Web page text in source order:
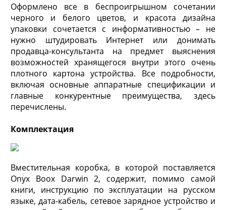
Оформлено все в беспроигрышном сочетании
черного и белого цветов, и красота дизайна
упаковки сочетается с информативностью – не
нужно штудировать Интернет или донимать
продавца-консультанта на предмет выяснения
возможностей хранящегося внутри этого очень
плотного картона устройства. Все подробности,
включая основные аппаратные спецификации и
главные конкурентные преимущества, здесь
перечислены.
Комплектация
Вместительная коробка, в которой поставляется
Onyx Boox Darwin 2, содержит, помимо самой
книги, инструкцию по эксплуатации на русском
языке, дата-кабель, сетевое зарядное устройство и